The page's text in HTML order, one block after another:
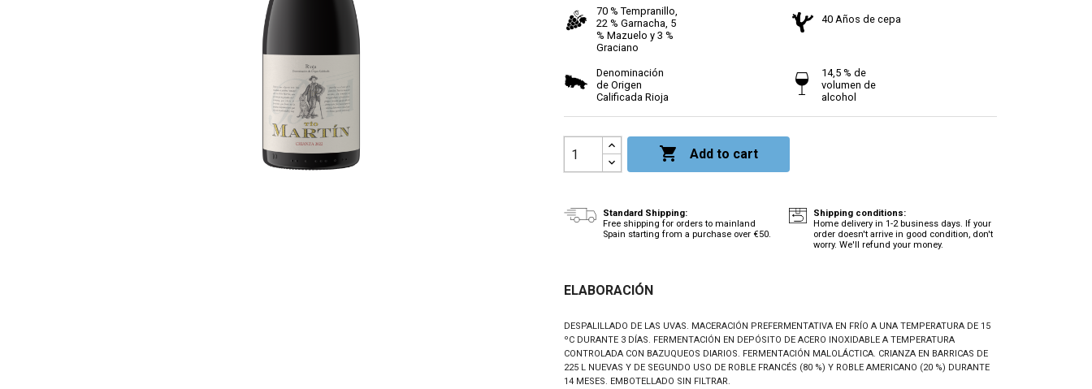
70 % Tempranillo,
22 % Garnacha, 5
% Mazuelo y 3 %
Graciano
40 Años de cepa
Denominación
de Origen
Calificada Rioja
14,5 % de
volumen de
alcohol
 Add to cart
Standard Shipping:
Free shipping for orders to mainland
Spain starting from a purchase over €50.
Shipping conditions:
Home delivery in 1-2 business days. If your
order doesn't arrive in good condition, don't
worry. We'll refund your money.
ELABORACIÓN
DESPALILLADO DE LAS UVAS. MACERACIÓN PREFERMENTATIVA EN FRÍO A UNA TEMPERATURA DE 15
ºC DURANTE 3 DÍAS. FERMENTACIÓN EN DEPÓSITO DE ACERO INOXIDABLE A TEMPERATURA
CONTROLADA CON BAZUQUEOS DIARIOS. FERMENTACIÓN MALOLÁCTICA. CRIANZA EN BARRICAS DE
225 L NUEVAS Y DE SEGUNDO USO DE ROBLE FRANCÉS (80 %) Y ROBLE AMERICANO (20 %) DURANTE
14 MESES. EMBOTELLADO SIN FILTRAR.